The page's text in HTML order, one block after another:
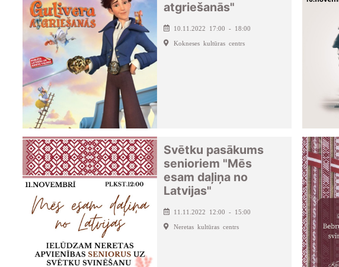
atgriešanās"
10.11.2022 17:00 - 18:00
Kokneses kultūras centrs
Svētku pasākums
senioriem "Mēs
esam daļiņa no
Latvijas"
11.11.2022 12:00 - 15:00
Neretas kultūras centrs